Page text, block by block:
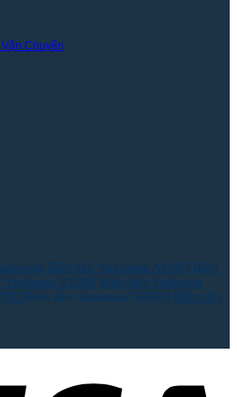
Chuyển
Biến tần Yaskawa A1000 Biến
Yaskawa V1000 Biến tần Yaskawa
Biến tần Yaskawa GA500 Biến tần